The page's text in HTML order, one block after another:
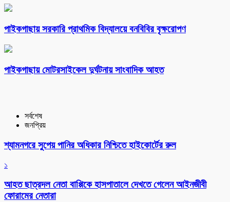
পাইকগাছায় সরকারি প্রাথমিক বিদ্যালয়ে বনবিবির বৃক্ষরোপণ
পাইকগাছায় মোটরসাইকেল দুর্ঘটনায় সাংবাদিক আহত
সর্বশেষ
জনপ্রিয়
শ্যামনগরে সুপেয় পানির অধিকার নিশ্চিতে হাইকোর্টের রুল
১
আহত ছাত্রদল নেতা বাপ্পিকে হাসপাতালে দেখতে গেলেন আইনজীবী
ফোরামের নেতারা